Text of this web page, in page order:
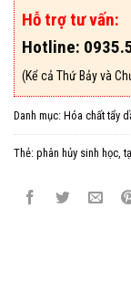
Hỗ trợ tư vấn:
Hotline:
(Kể cả Thứ Bảy và
Danh mục: Hóa chất tẩy
Thẻ: phân hủy sinh học,